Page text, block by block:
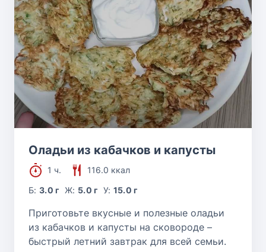
Оладьи из кабачков и капусты
1 ч.
116.0 ккал
Б:3.0 г Ж: 5.0 г У: 15.0 г
Приготовьте вкусные и полезные оладьи
из кабачков и капусты на сковороде –
быстрый летний завтрак для всей семьи.